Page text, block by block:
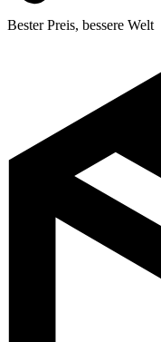
Bester Preis, bessere Welt